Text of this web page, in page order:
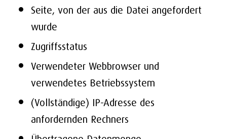
Seite, von der aus die Datei angefordert
wurde
Zugriffsstatus
Verwendeter Webbrowser und
verwendetes Betriebssystem
(Vollständige) IP-Adresse des
anfordernden Rechners